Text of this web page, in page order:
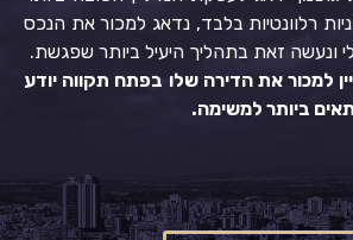
רלוונטיות בלבד, נדאג למכור את הנכס
ונעשה זאת בתהליך היעיל ביותר שפגשת.
למכור את הדירה שלו בפתח תקווה יודע
ביותר למשימה.